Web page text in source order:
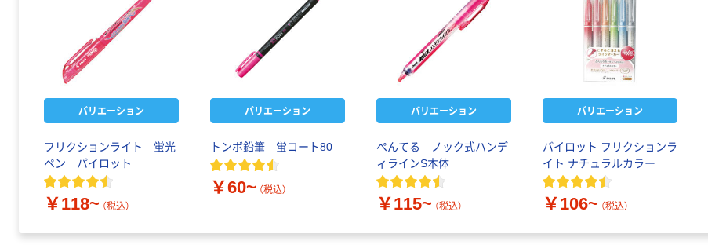
バリエーション
フリクションライト 蛍光
ペン パイロット
￥118~ （税込）
バリエーション
トンボ鉛筆 蛍コート80
￥60~ （税込）
バリエーション
ぺんてる ノック式ハンデ
ィラインS本体
￥115~ （税込）
バリエーション
パイロット フリクションラ
イト ナチュラルカラー
￥106~ （税込）